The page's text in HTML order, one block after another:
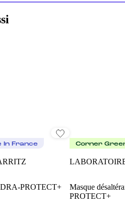
In France
PROTECT+
Corner
Masque
PROTECT+